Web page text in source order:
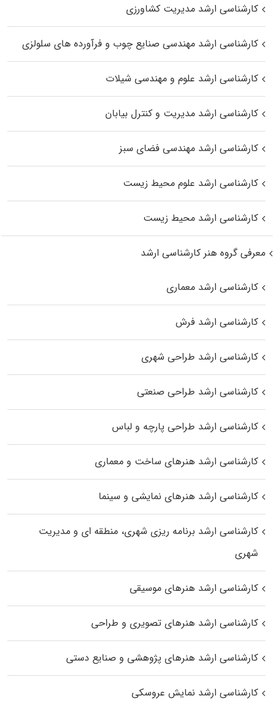
کارشناسی ارشد مدیریت کشاورزی
کارشناسی ارشد مهندسی صنایع چوب و فرآورده‌ های سلولزی
کارشناسی ارشد علوم و مهندسی شیلات
کارشناسی ارشد مدیریت و کنترل بیابان
کارشناسی ارشد مهندسی فضای سبز
کارشناسی ارشد علوم محیط‌ زیست
کارشناسی ارشد محیط زیست
معرفی گروه هنر کارشناسی ارشد
کارشناسی ارشد معماری
کارشناسی ارشد فرش
کارشناسی ارشد طراحی شهری
کارشناسی ارشد طراحی صنعتی
کارشناسی ارشد طراحی پارچه و لباس
کارشناسی ارشد هنرهای ساخت و معماری
کارشناسی ارشد هنرهای نمایشی و سینما
کارشناسی ارشد برنامه ریزی شهری، منطقه‌ ای و مدیریت
شهری
کارشناسی ارشد هنرهای موسیقی
کارشناسی ارشد هنرهای تصویری و طراحی
کارشناسی ارشد هنرهای پژوهشی و صنایع دستی
کارشناسی ارشد نمایش عروسکی